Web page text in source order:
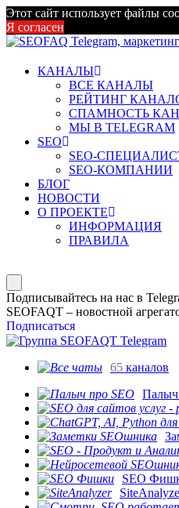
Этот сайт использует файлы
Я согласен
КАНАЛЫ
ВСЕ КАНАЛЫ
РЕЙТИНГ
СПАМНОСТЬ
МЫ В TELEGRAM
SEO
SEO-
SEO-КОМПАНИИ
БЛОГ
НОВОСТИ
О ПРОЕКТЕ
ИНФОРМАЦИЯ
ПРАВИЛА
Подписывайтесь на нас в
SEOFAQT – новостной
Подписаться
65 каналов
Палыч
SEO